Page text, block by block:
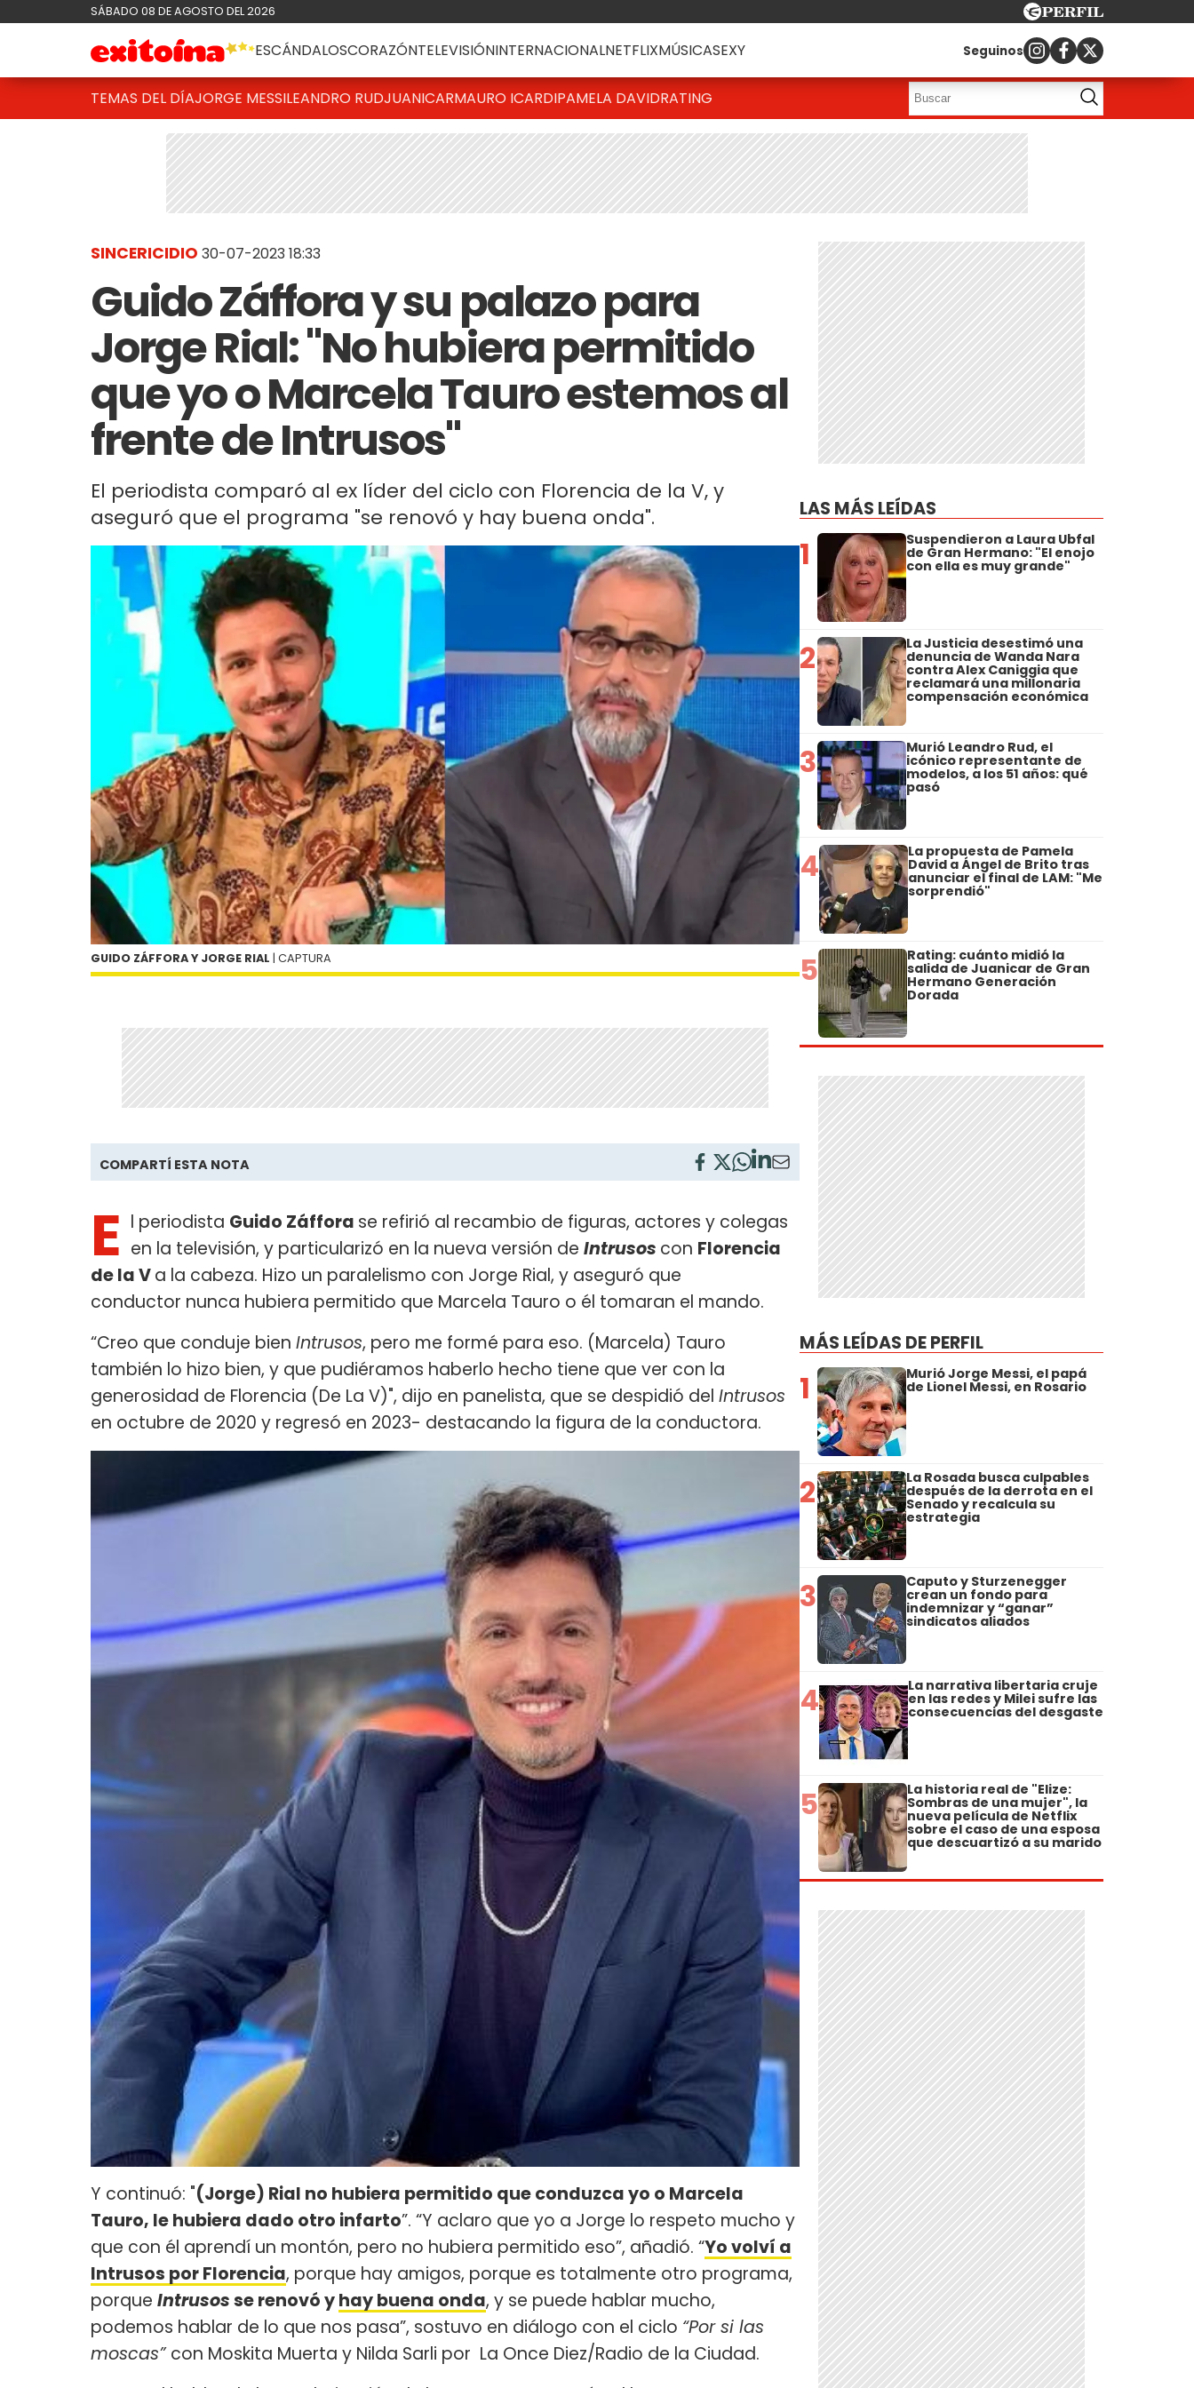
SÁBADO 08 DE AGOSTO DEL 2026
ESCÁNDALOSCORAZÓNTELEVISIÓNINTERNACIONALNETFLIXMÚSICASEXY Seguinos
TEMAS DEL DÍAJORGE MESSILEANDRO RUDJUANICARMAURO ICARDIPAMELA DAVIDRATING
SINCERICIDIO 30-07-2023 18:33
Guido Záffora y su palazo para
Jorge Rial: "No hubiera permitido
que yo o Marcela Tauro estemos al
frente de Intrusos"
El periodista comparó al ex líder del ciclo con Florencia de la V, y
aseguró que el programa "se renovó y hay buena onda".
GUIDO ZÁFFORA Y JORGE RIAL | CAPTURA
COMPARTÍ ESTA NOTA
E l periodista Guido Záffora se refirió al recambio de figuras, actores y colegas
en la televisión, y particularizó en la nueva versión de Intrusos con Florencia
de la Va la cabeza. Hizo un paralelismo con Jorge Rial, y aseguró que
conductor nunca hubiera permitido que Marcela Tauro o él tomaran el mando.
“Creo que conduje bien Intrusos, pero me formé para eso. (Marcela) Tauro
también lo hizo bien, y que pudiéramos haberlo hecho tiene que ver con la
generosidad de Florencia (De La V)", dijo en panelista, que se despidió del Intrusos
en octubre de 2020 y regresó en 2023- destacando la figura de la conductora.
Y continuó: "(Jorge) Rial no hubiera permitido que conduzca yo o Marcela
Tauro, le hubiera dado otro infarto”. “Y aclaro que yo a Jorge lo respeto mucho y
que con él aprendí un montón, pero no hubiera permitido eso”, añadió. “Yo volví a
Intrusos por Florencia, porque hay amigos, porque es totalmente otro programa,
porque Intrusosse renovó yhay buena onda, y se puede hablar mucho,
podemos hablar de lo que nos pasa”, sostuvo en diálogo con el ciclo “Por si las
moscas”con Moskita Muerta y Nilda Sarli por La Once Diez/Radio de la Ciudad.
LAS MÁS LEÍDAS
1 Suspendieron a Laura Ubfal
de Gran Hermano: "El enojo
con ella es muy grande"
2 La Justicia desestimó una
denuncia de Wanda Nara
contra Alex Caniggia que
reclamará una millonaria
compensación económica
3 Murió Leandro Rud, el
icónico representante de
modelos, a los 51 años: qué
pasó
4 La propuesta de Pamela
David a Ángel de Brito tras
anunciar el final de LAM: "Me
sorprendió"
5 Rating: cuánto midió la
salida de Juanicar de Gran
Hermano Generación
Dorada
MÁS LEÍDAS DE PERFIL
1 Murió Jorge Messi, el papá
de Lionel Messi, en Rosario
2 La Rosada busca culpables
después de la derrota en el
Senado y recalcula su
estrategia
3 Caputo y Sturzenegger
crean un fondo para
indemnizar y “ganar”
sindicatos aliados
4 La narrativa libertaria cruje
en las redes y Milei sufre las
consecuencias del desgaste
5 La historia real de "Elize:
Sombras de una mujer", la
nueva película de Netflix
sobre el caso de una esposa
que descuartizó a su marido